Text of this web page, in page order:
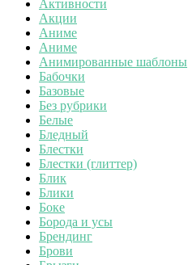
Активности
Акции
Аниме
Аниме
Анимированные шаблоны
Бабочки
Базовые
Без рубрики
Белые
Бледный
Блестки
Блестки (глиттер)
Блик
Блики
Боке
Борода и усы
Брендинг
Брови